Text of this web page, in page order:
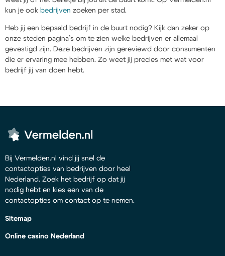
kun je ook bedrijven zoeken per stad.
Heb jij een bepaald bedrijf in de buurt nodig? Kijk dan zeker op
onze steden pagina’s om te zien welke bedrijven er allemaal
gevestigd zijn. Deze bedrijven zijn gereviewd door consumenten
die er ervaring mee hebben. Zo weet jij precies met wat voor
bedrijf jij van doen hebt.
Bij Vermelden.nl vind jij snel de
contactopties van bedrijven door heel
Nederland. Zoek het bedrijf op dat jij
nodig hebt en kies een van de
contactopties om contact op te nemen.
Sitemap
Online casino Nederland